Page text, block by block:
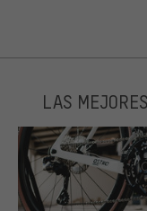
LAS